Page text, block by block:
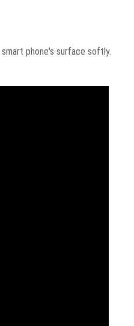
phone's surface softly.